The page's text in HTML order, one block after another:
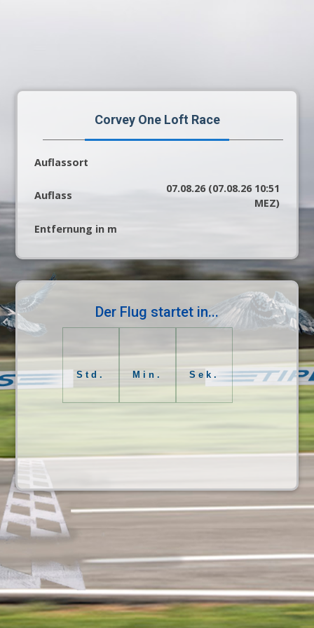
Corvey One Loft Race
Auflassort
Auflass
07.08.26 (07.08.26 10:51
MEZ)
Entfernung in m
Der Flug startet in...
Std. Min. Sek.